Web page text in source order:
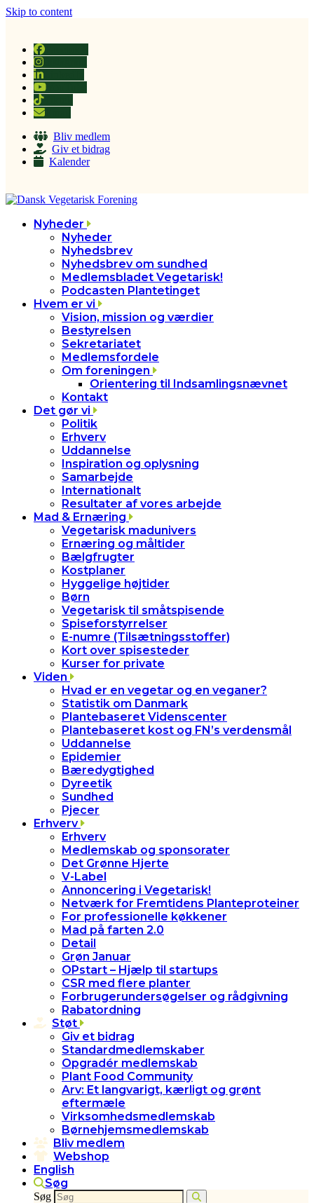
Skip to content
Tiktok
Bliv medlem
Giv et bidrag
Kalender
Nyheder
Nyheder
Nyhedsbrev
Nyhedsbrev om sundhed
Medlemsbladet Vegetarisk!
Podcasten Plantetinget
Hvem er vi
Vision, mission og værdier
Bestyrelsen
Sekretariatet
Medlemsfordele
Om foreningen
Orientering til Indsamlingsnævnet
Kontakt
Det gør vi
Politik
Erhverv
Uddannelse
Inspiration og oplysning
Samarbejde
Internationalt
Resultater af vores arbejde
Mad & Ernæring
Vegetarisk madunivers
Ernæring og måltider
Bælgfrugter
Kostplaner
Hyggelige højtider
Børn
Vegetarisk til småtspisende
Spiseforstyrrelser
E-numre (Tilsætningsstoffer)
Kort over spisesteder
Kurser for private
Viden
Hvad er en vegetar og en veganer?
Statistik om Danmark
Plantebaseret Videnscenter
Plantebaseret kost og FN’s verdensmål
Uddannelse
Epidemier
Bæredygtighed
Dyreetik
Sundhed
Pjecer
Erhverv
Erhverv
Medlemskab og sponsorater
Det Grønne Hjerte
V-Label
Annoncering i Vegetarisk!
Netværk for Fremtidens Planteproteiner
For professionelle køkkener
Mad på farten 2.0
Detail
Grøn Januar
OPstart – Hjælp til startups
CSR med flere planter
Forbrugerundersøgelser og rådgivning
Rabatordning
Støt
Giv et bidrag
Standardmedlemskaber
Opgradér medlemskab
Plant Food Community
Arv: Et langvarigt, kærligt og grønt
eftermæle
Virksomhedsmedlemskab
Børnehjemsmedlemskab
Bliv medlem
Webshop
English
Søg
Søg